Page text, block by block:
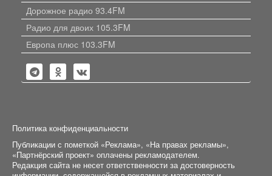
Дорожное радио 93.4FM
Радио для двоих 105.3FM
Европа плюс 103.3FM
Политика конфиденциальности
Публикации с пометкой «Реклама», «На правах рекламы»,
«Партнёрский проект» оплачены рекламодателем.
Редакция сайта не несет ответственности за достоверность